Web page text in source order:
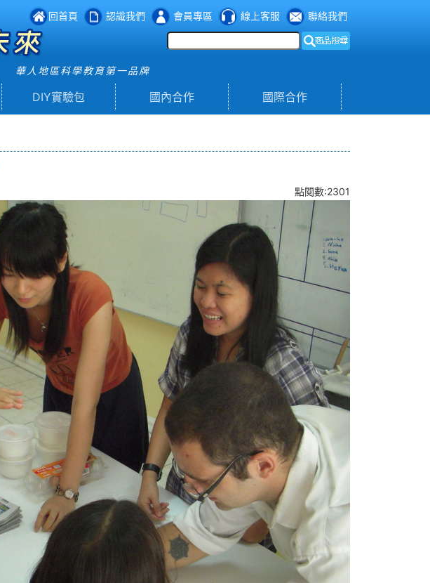
回首頁 認識我們 會員專區 線上客服 聯絡我們
華人地區科學教育第一品牌
DIY實驗包 國內合作 國際合作
點閱數:2301